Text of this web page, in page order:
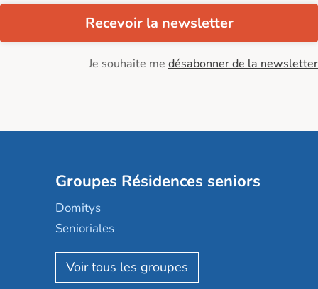
Recevoir la newsletter
Je souhaite me désabonner de la newsletter
Groupes Résidences seniors
Domitys
Senioriales
Nohée
Les Résidentiels